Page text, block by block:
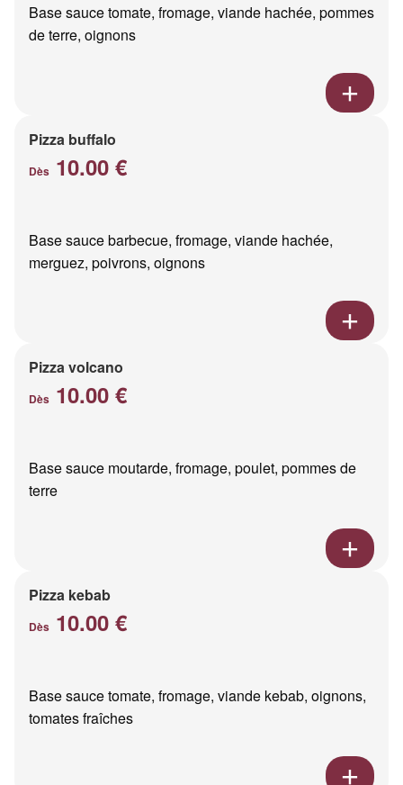
Base sauce tomate, fromage, viande hachée, pommes
de terre, oignons
Pizza buffalo
Dès 10.00 €
Base sauce barbecue, fromage, viande hachée,
merguez, poivrons, oignons
Pizza volcano
Dès 10.00 €
Base sauce moutarde, fromage, poulet, pommes de
terre
Pizza kebab
Dès 10.00 €
Base sauce tomate, fromage, viande kebab, oignons,
tomates fraîches